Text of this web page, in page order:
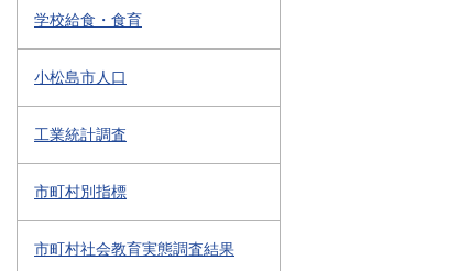
学校給食・食育
小松島市人口
工業統計調査
市町村別指標
市町村社会教育実態調査結果